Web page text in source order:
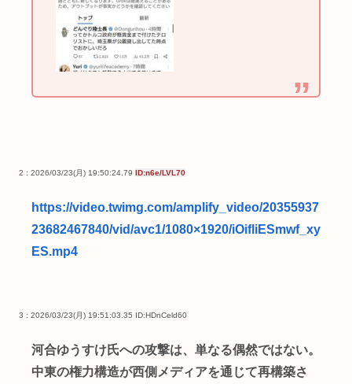
2 : 2026/03/23(月) 19:50:24.79 ID:n6e/LVL70
https://video.twimg.com/amplify_video/20355937
23682467840/vid/avc1/1080×1920/iOifliESmwf_xy
ES.mp4
3 : 2026/03/23(月) 19:51:03.35 ID:HDnCeld60
河合ゆうすけ氏への攻撃は、単なる偶然ではない。
中東の権力構造が西側メディアを通じて再構築さ